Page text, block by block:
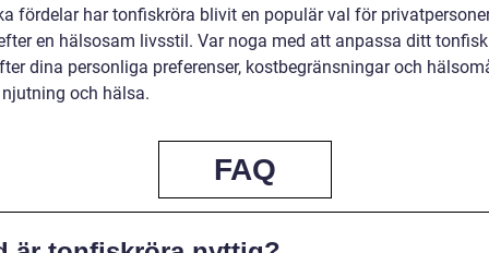
fördelar har tonfiskröra blivit en populär val för
en hälsosam livsstil. Var noga med att anpassa ditt
dina personliga preferenser, kostbegränsningar och
och hälsa.
FAQ